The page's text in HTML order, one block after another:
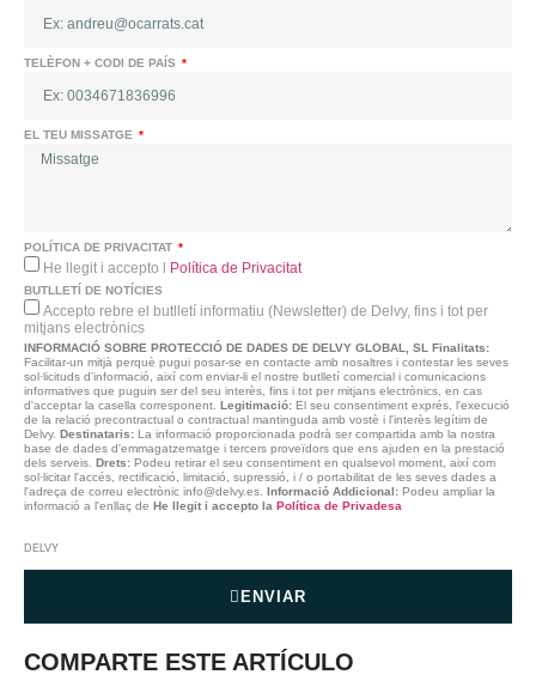
TELÈFON + CODI DE PAÍS
EL TEU MISSATGE
POLÍTICA DE PRIVACITAT
He llegit i accepto l Política de Privacitat
BUTLLETÍ DE NOTÍCIES
Accepto rebre el butlletí informatiu (Newsletter) de Delvy, fins i tot per
mitjans electrònics
INFORMACIÓ SOBRE PROTECCIÓ DE DADES DE DELVY GLOBAL, SL Finalitats:
Facilitar-un mitjà perquè pugui posar-se en contacte amb nosaltres i contestar les seves
sol·licituds d'informació, així com enviar-li el nostre butlletí comercial i comunicacions
informatives que puguin ser del seu interès, fins i tot per mitjans electrònics, en cas
d'acceptar la casella corresponent. Legitimació: El seu consentiment exprés, l'execució
de la relació precontractual o contractual mantinguda amb vostè i l'interès legítim de
Delvy. Destinataris: La informació proporcionada podrà ser compartida amb la nostra
base de dades d'emmagatzematge i tercers proveïdors que ens ajuden en la prestació
dels serveis. Drets: Podeu retirar el seu consentiment en qualsevol moment, així com
sol·licitar l'accés, rectificació, limitació, supressió, i / o portabilitat de les seves dades a
l'adreça de correu electrònic info@delvy.es. Informació Addicional: Podeu ampliar la
informació a l'enllaç de He llegit i accepto la Política de Privadesa
DELVY
ENVIAR
COMPARTE ESTE ARTÍCULO